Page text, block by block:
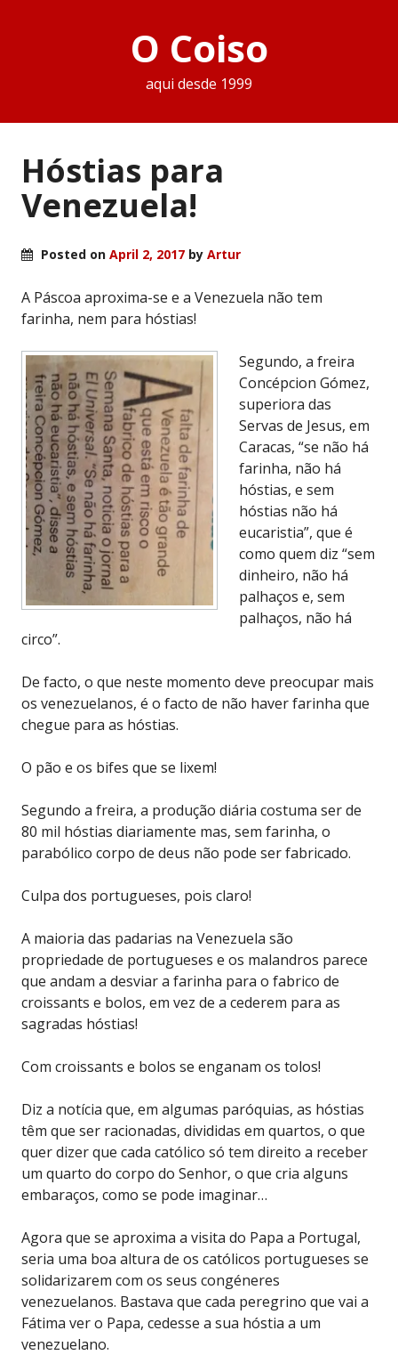
O Coiso
aqui desde 1999
Hóstias para
Venezuela!
Posted on April 2, 2017 by Artur
A Páscoa aproxima-se e a Venezuela não tem
farinha, nem para hóstias!
Segundo, a freira
Concépcion Gómez,
superiora das
Servas de Jesus, em
Caracas, “se não há
farinha, não há
hóstias, e sem
hóstias não há
eucaristia”, que é
como quem diz “sem
dinheiro, não há
palhaços e, sem
palhaços, não há
circo”.
De facto, o que neste momento deve preocupar mais
os venezuelanos, é o facto de não haver farinha que
chegue para as hóstias.
O pão e os bifes que se lixem!
Segundo a freira, a produção diária costuma ser de
80 mil hóstias diariamente mas, sem farinha, o
parabólico corpo de deus não pode ser fabricado.
Culpa dos portugueses, pois claro!
A maioria das padarias na Venezuela são
propriedade de portugueses e os malandros parece
que andam a desviar a farinha para o fabrico de
croissants e bolos, em vez de a cederem para as
sagradas hóstias!
Com croissants e bolos se enganam os tolos!
Diz a notícia que, em algumas paróquias, as hóstias
têm que ser racionadas, divididas em quartos, o que
quer dizer que cada católico só tem direito a receber
um quarto do corpo do Senhor, o que cria alguns
embaraços, como se pode imaginar…
Agora que se aproxima a visita do Papa a Portugal,
seria uma boa altura de os católicos portugueses se
solidarizarem com os seus congéneres
venezuelanos. Bastava que cada peregrino que vai a
Fátima ver o Papa, cedesse a sua hóstia a um
venezuelano.